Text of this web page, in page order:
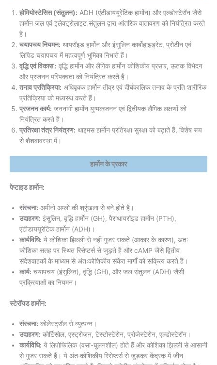
होमियोस्टेसिस (संतुलन): ADH (एंटीडाययूरेटिक हार्मोन) और एल्डोस्टेरॉन जैसे
हार्मोन जल एवं इलेक्ट्रोलाइट संतुलन द्वारा आंतरिक वातावरण को नियंत्रित करते
हैं।
चयापचय नियमन: थायरॉइड हार्मोन और इंसुलिन कार्बोहाइड्रेट, प्रोटीन एवं
लिपिड चयापचय में महत्वपूर्ण भूमिका निभाते हैं।
वृद्धि एवं विकास : वृद्धि हार्मोन और लैंगिक हार्मोन कोशिकीय प्रसार, ऊतक विभेदन
और प्रजनन परिपक्वता को नियंत्रित करते हैं।
तनाव प्रतिक्रिया: अधिवृक्क हार्मोन तीव्र एवं दीर्घकालिक तनाव के प्रति शारीरिक
प्रतिक्रिया को मध्यस्थ करते हैं।
प्रजनन कार्य: जननांगी हार्मोन युग्मकजनन एवं द्वितीयक लैंगिक लक्षणों को
नियंत्रित करते हैं।
प्रतिरक्षा तंत्र नियंत्रण: थाइमस हार्मोन प्रतिरक्षा सुरक्षा को बढ़ाते हैं, विशेष रूप
से शैशवावस्था में।
हार्मोन के प्रकार
पेप्टाइड हार्मोन:
संरचना: अमीनो अम्लों की श्रृंखला से बने होते हैं।
उदाहरण: इंसुलिन, वृद्धि हार्मोन (GH), पैराथायरॉइड हार्मोन (PTH),
एंटीडाययूरेटिक हार्मोन (ADH)।
कार्यविधि: ये कोशिका झिल्ली से नहीं गुजर सकते (आकार के कारण), अतः
कोशिका सतह पर स्थित रिसेप्टर्स से जुड़ते हैं और cAMP जैसे द्वितीय
संदेशवाहकों के माध्यम से अंतःकोशिकीय संकेत मार्गों को सक्रिय करते हैं।
कार्य: चयापचय (इंसुलिन), वृद्धि (GH), और जल संतुलन (ADH) जैसी
प्रक्रियाओं का नियमन।
स्टेरॉयड हार्मोन:
संरचना: कोलेस्ट्रॉल से व्युत्पन्न।
उदाहरण: कोर्टिसोल, एस्ट्रोजन, टेस्टोस्टेरोन, प्रोजेस्टेरोन, एल्डोस्टेरॉन।
कार्यविधि: ये लिपोफिलिक (वसा-घुलनशील) होते हैं और कोशिका झिल्ली से आसानी
से गुजर सकते हैं। ये अंतःकोशिकीय रिसेप्टर्स से जुड़कर केंद्रक में जीन